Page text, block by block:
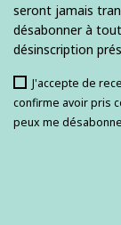
seront jamais
désabonner à
désinscription
J'accepte de
confirme avoir pris
peux me